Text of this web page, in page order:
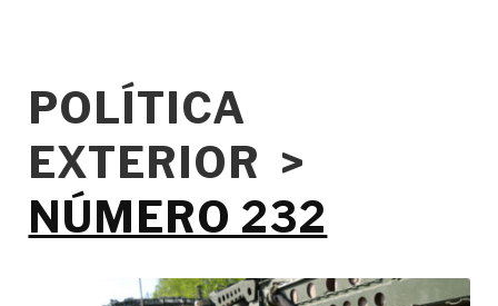
POLÍTICA
EXTERIOR >
NÚMERO 232